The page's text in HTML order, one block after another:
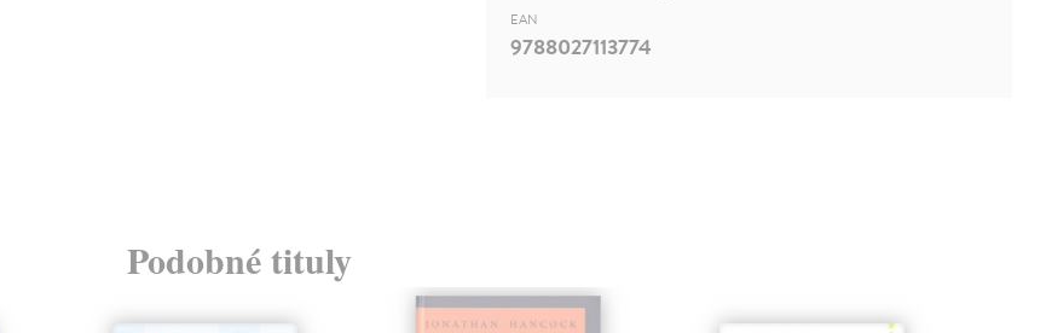
EAN
9788027113774
Podobné tituly